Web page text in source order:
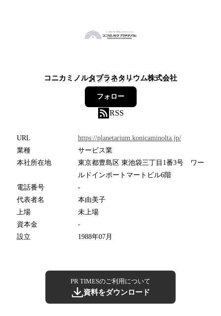
コニカミノルタプラネタリウム株式会社
21 フォロワー
フォロー
RSS
URL
https://planetarium.konicaminolta.jp/
業種
サービス業
本社所在地
東京都豊島区 東池袋三丁目1番3号 ワー
ルドインポートマートビル6階
電話番号
-
代表者名
本由美子
上場
未上場
資本金
-
設立
1988年07月
PR TIMESのご利用について
資料をダウンロード